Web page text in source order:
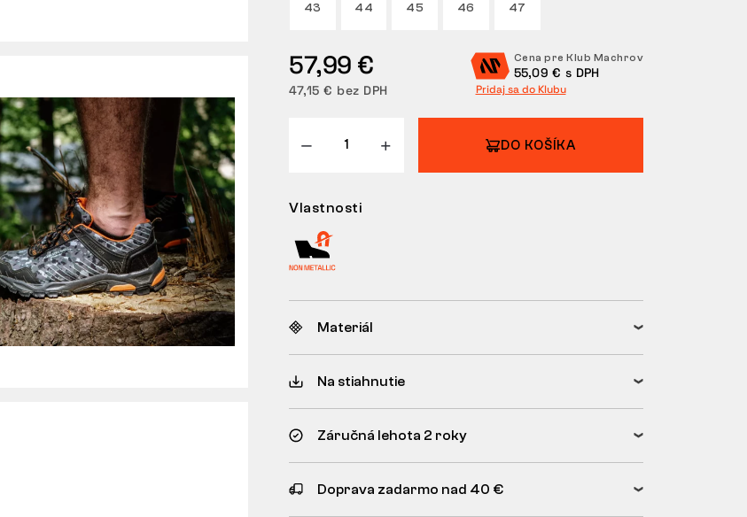
43 44 45 46 47
57,99 €
47,15 € bez DPH
Cena pre Klub Machrov
55,09 € s DPH
Pridaj sa do Klubu
DO KOŠÍKA
Vlastnosti
Materiál
Na stiahnutie
Záručná lehota 2 roky
Doprava zadarmo nad 40 €